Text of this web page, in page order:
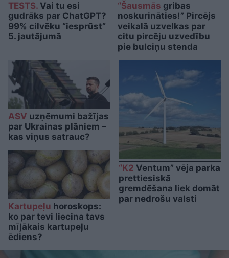
TESTS. Vai tu esi
gudrāks par ChatGPT?
99% cilvēku “iesprūst”
5. jautājumā
“Šausmās gribas
noskurināties!” Pircējs
veikalā uzvelkas par
citu pircēju uzvedību
pie bulciņu stenda
ASV uzņēmumi bažījas
par Ukrainas plāniem –
kas viņus satrauc?
Kartupeļu horoskops:
ko par tevi liecina tavs
mīļākais kartupeļu
ēdiens?
“K2 Ventum” vēja parka
prettiesiskā
gremdēšana liek domāt
par nedrošu valsti